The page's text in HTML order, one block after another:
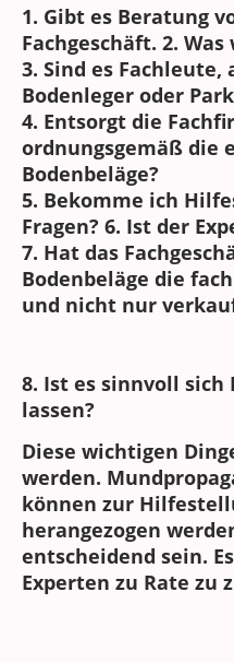
1. Gibt es Beratung
Fachgeschäft. 2.
3. Sind es Fachleute,
Bodenleger oder
4. Entsorgt die
ordnungsgemäß die
Bodenbeläge?
5. Bekomme ich
Fragen? 6. Ist der
7. Hat das
Bodenbeläge die
und nicht nur
8. Ist es sinnvoll sich
lassen?
Diese wichtigen
werden.
können zur
herangezogen
entscheidend sein.
Experten zu Rate zu